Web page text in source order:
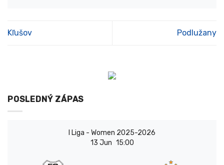
Kľušov Podlužany
POSLEDNÝ ZÁPAS
I Liga - Women 2025-2026
13 Jun 15:00